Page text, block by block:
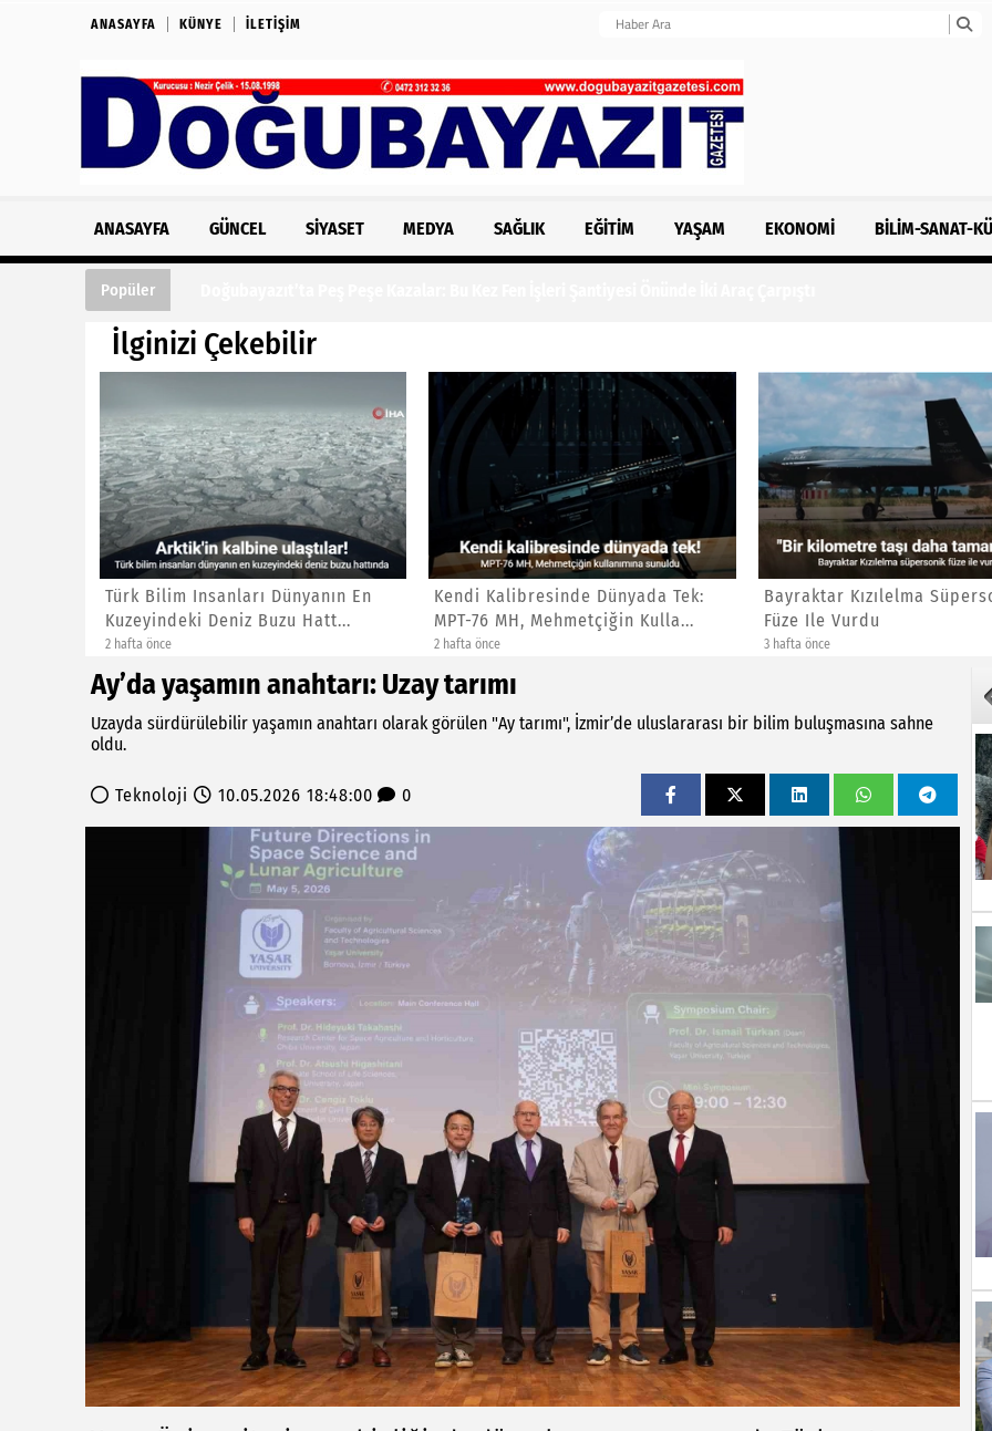
ANASAYFA KÜNYE İLETIŞIM
ANASAYFA GÜNCEL SIYASET MEDYA SAĞLIK EĞITIM YAŞAM EKONOMI BILIM-SANAT-
Popüler
İlginizi Çekebilir
Türk Bilim Insanları Dünyanın En
Kuzeyindeki Deniz Buzu Hatt...
2 hafta önce
Kendi Kalibresinde Dünyada Tek:
MPT-76 MH, Mehmetçiğin Kulla...
2 hafta önce
Bayraktar Kızılelma
Füze Ile Vurdu
3 hafta önce
Ay’da yaşamın anahtarı: Uzay tarımı
Uzayda sürdürülebilir yaşamın anahtarı olarak görülen "Ay tarımı", İzmir’de uluslararası bir bilim buluşmasına sahne
oldu.
Teknoloji 10.05.2026 18:48:00 0